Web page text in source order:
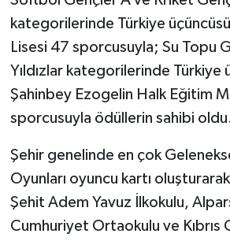
kategorilerinde Türkiye
Lisesi 47 sporcusuyla; Su Topu
Yıldızlar kategorilerinde Türkiye
Şahinbey Ezogelin Halk Eğitim
sporcusuyla ödüllerin sahibi
Şehir genelinde en çok
Oyunları oyuncu kartı
Şehit Adem Yavuz İlkokulu,
Cumhuriyet Ortaokulu ve Kıbrıs